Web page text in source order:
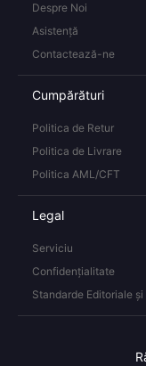
Despre Noi
Asistență
Contactează-ne
Cumpărături
Politica de Retur
Politica de Livrare
Politica AML/CFT
Legal
Serviciu
Confidențialitate
Standarde Editoriale